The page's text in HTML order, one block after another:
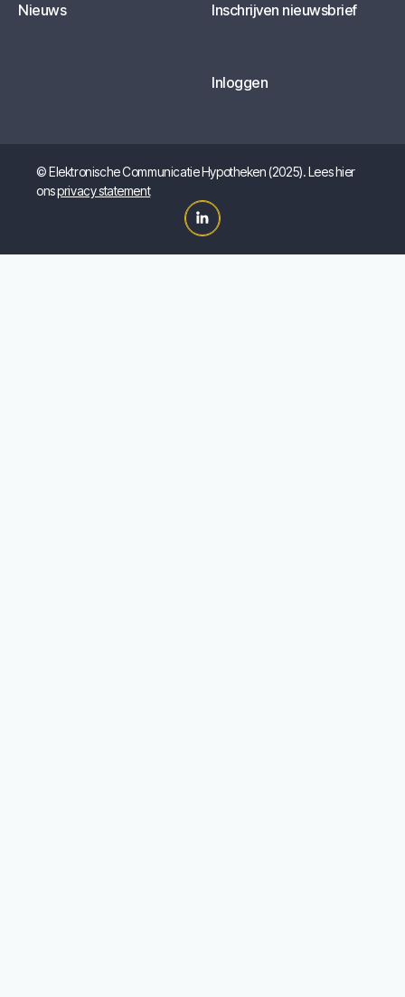
Nieuws Inschrijven nieuwsbrief
Inloggen
© Elektronische Communicatie Hypotheken (2025). Lees hier
onsprivacy statement